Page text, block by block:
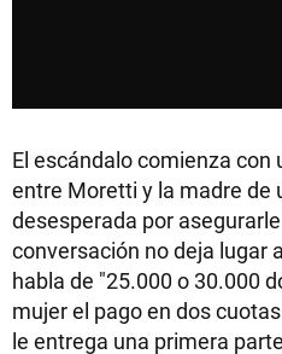
El escándalo comienza
entre Moretti y la madre de
desesperada por
conversación no deja lugar
habla de "25.000 o 30.000
mujer el pago en dos
le entrega una primera